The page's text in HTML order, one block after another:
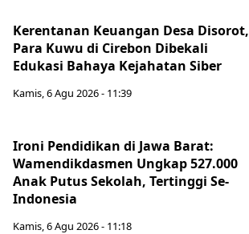
Kerentanan Keuangan Desa Disorot,
Para Kuwu di Cirebon Dibekali
Edukasi Bahaya Kejahatan Siber
Kamis, 6 Agu 2026 - 11:39
Ironi Pendidikan di Jawa Barat:
Wamendikdasmen Ungkap 527.000
Anak Putus Sekolah, Tertinggi Se-
Indonesia
Kamis, 6 Agu 2026 - 11:18